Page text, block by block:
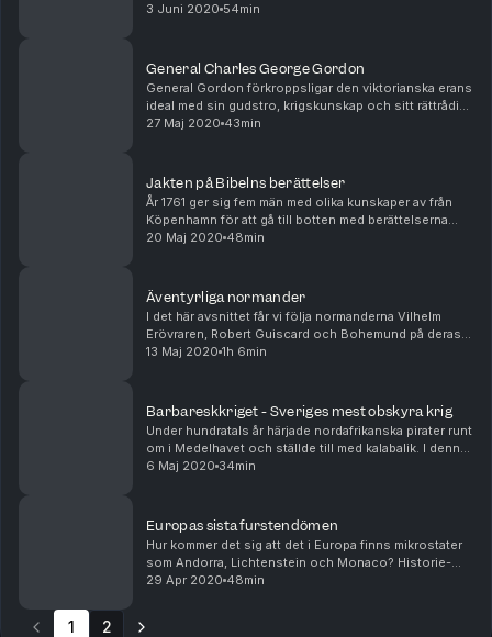
för att få oss en större inblick i hur det kan gå när
3 Juni 2020 54min
General Charles George Gordon
General Gordon förkroppsligar den viktorianska erans
ideal med sin gudstro, krigskunskap och sitt rättrådiga
sätt. Följ med världen över på hans äventyr som
27 Maj 2020 43min
Jakten på Bibelns berättelser
År 1761 ger sig fem män med olika kunskaper av från
Köpenhamn för att gå till botten med berättelserna
som återfanns i Gamla testamentet. Bara en av dem
20 Maj 2020 48min
Äventyrliga normander
I det här avsnittet får vi följa normanderna Vilhelm
Erövraren, Robert Guiscard och Bohemund på deras
äventyr genom Europa. Avsnittet produceras av
13 Maj 2020 1h 6min
Barbareskkriget - Sveriges mest obskyra krig
Under hundratals år härjade nordafrikanska pirater runt
om i Medelhavet och ställde till med kalabalik. I denna
berättelse fylld av pirater, jänkare och tripolitaner tar
6 Maj 2020 34min
Europas sista furstendömen
Hur kommer det sig att det i Europa finns mikrostater
som Andorra, Lichtenstein och Monaco? Historie-
entusiasten Fredrik Timell tar dig med på en
29 Apr 2020 48min
1 2